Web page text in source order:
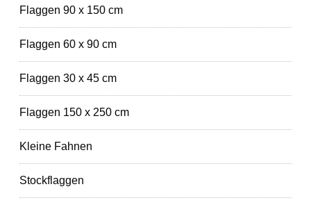
Flaggen 90 x 150 cm
Flaggen 60 x 90 cm
Flaggen 30 x 45 cm
Flaggen 150 x 250 cm
Kleine Fahnen
Stockflaggen